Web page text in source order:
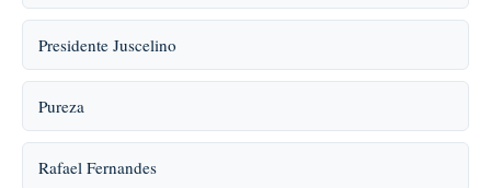
Presidente Juscelino
Pureza
Rafael Fernandes